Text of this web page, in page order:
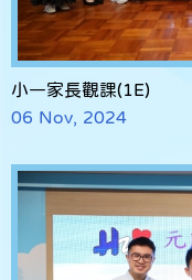
小一家長觀課(1E)
06 Nov, 2024